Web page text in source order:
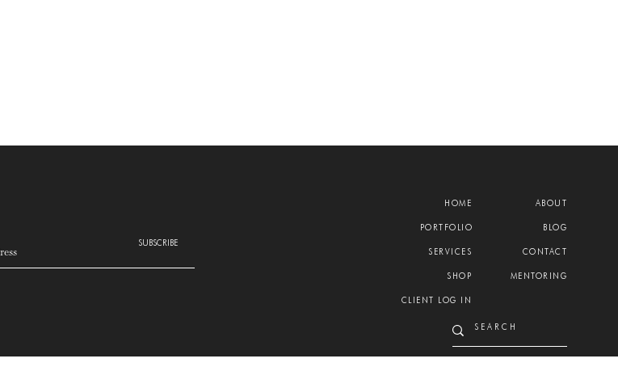
SUBSCRIBE
HOME
PORTFOLIO
SERVICES
SHOP
ABOUT
BLOG
CONTACT
MENTORING
CLIENT LOG IN